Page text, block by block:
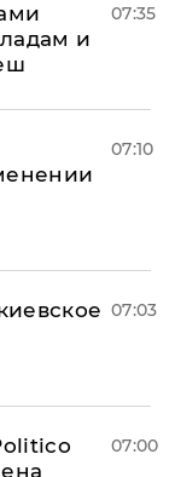
и
07:35
07:10
07:03
07:00